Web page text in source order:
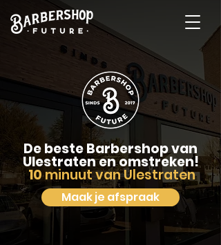
De beste Barbershop van
Ulestraten en omstreken!
10minuut van Ulestraten
Maak je afspraak